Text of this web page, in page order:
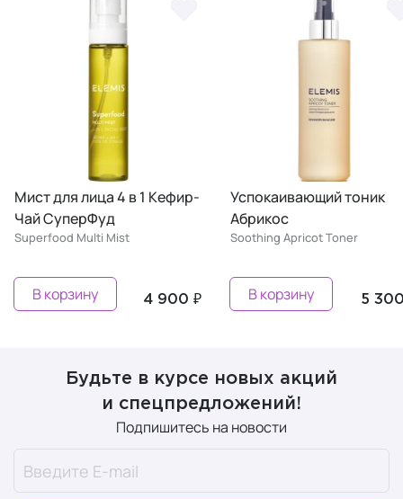
Мист для лица 4 в 1 Кефир-
Чай СуперФуд
Superfood Multi Mist
4 900 ₽
В корзину
Успокаивающий тоник
Абрикос
Soothing Apricot Toner
5
В корзину
Будьте в курсе новых акций
и спецпредложений!
Подпишитесь на новости